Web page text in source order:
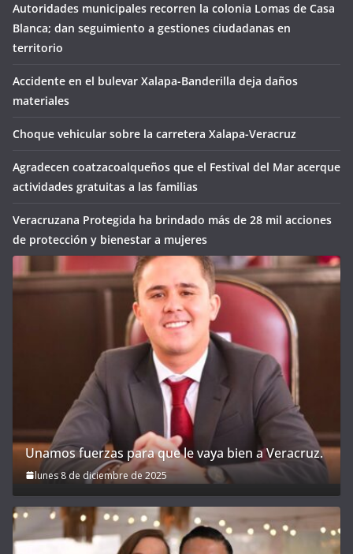
Autoridades municipales recorren la colonia Lomas de Casa
Blanca; dan seguimiento a gestiones ciudadanas en
territorio
Accidente en el bulevar Xalapa-Banderilla deja daños
materiales
Choque vehicular sobre la carretera Xalapa-Veracruz
Agradecen coatzacoalqueños que el Festival del Mar acerque
actividades gratuitas a las familias
Veracruzana Protegida ha brindado más de 28 mil acciones
de protección y bienestar a mujeres
Unamos fuerzas para que le vaya bien a Veracruz.
lunes 8 de diciembre de 2025